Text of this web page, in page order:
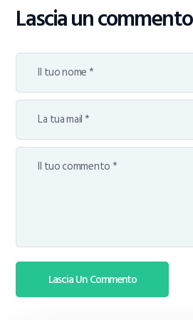
Lascia un commento